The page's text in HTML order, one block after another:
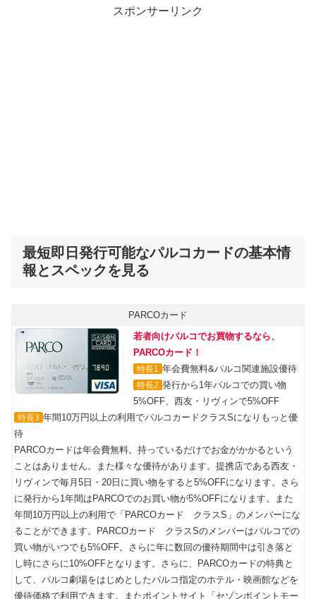
スポンサーリンク
最短即日発行可能なパルコカードの基本情
報とスペックを見る
PARCOカード
若者向けパルコでお買物するなら、
PARCOカード！
特長1 年会費無料&パルコ関連施設優待
特長2 発行から1年パルコでの買い物
5%OFF、西友・リヴィンで5%OFF
特長3 年間10万円以上の利用でパルコカードクラスSになりもっと優
待
PARCOカードは年会費無料。持っているだけでお金がかかるという
ことはありません。また様々な優待があります。提携店である西友・
リヴィンで毎月5日・20日に買い物をすると5%OFFになります。さら
に発行から1年間はPARCOでのお買い物が5%OFFになります。また
年間10万円以上の利用で「PARCOカード クラスS」のメンバーにな
ることができます。PARCOカード クラスSのメンバーはパルコでの
買い物がいつでも5%OFF。さらに年に数回の優待期間中は引き落と
し時にさらに10%OFFとなります。さらに、PARCOカードの特典と
して、パルコ劇場をはじめとしたパルコ指定のホテル・映画館などを
優待価格で利用できます。またポイントサイト「セゾンポイントモー